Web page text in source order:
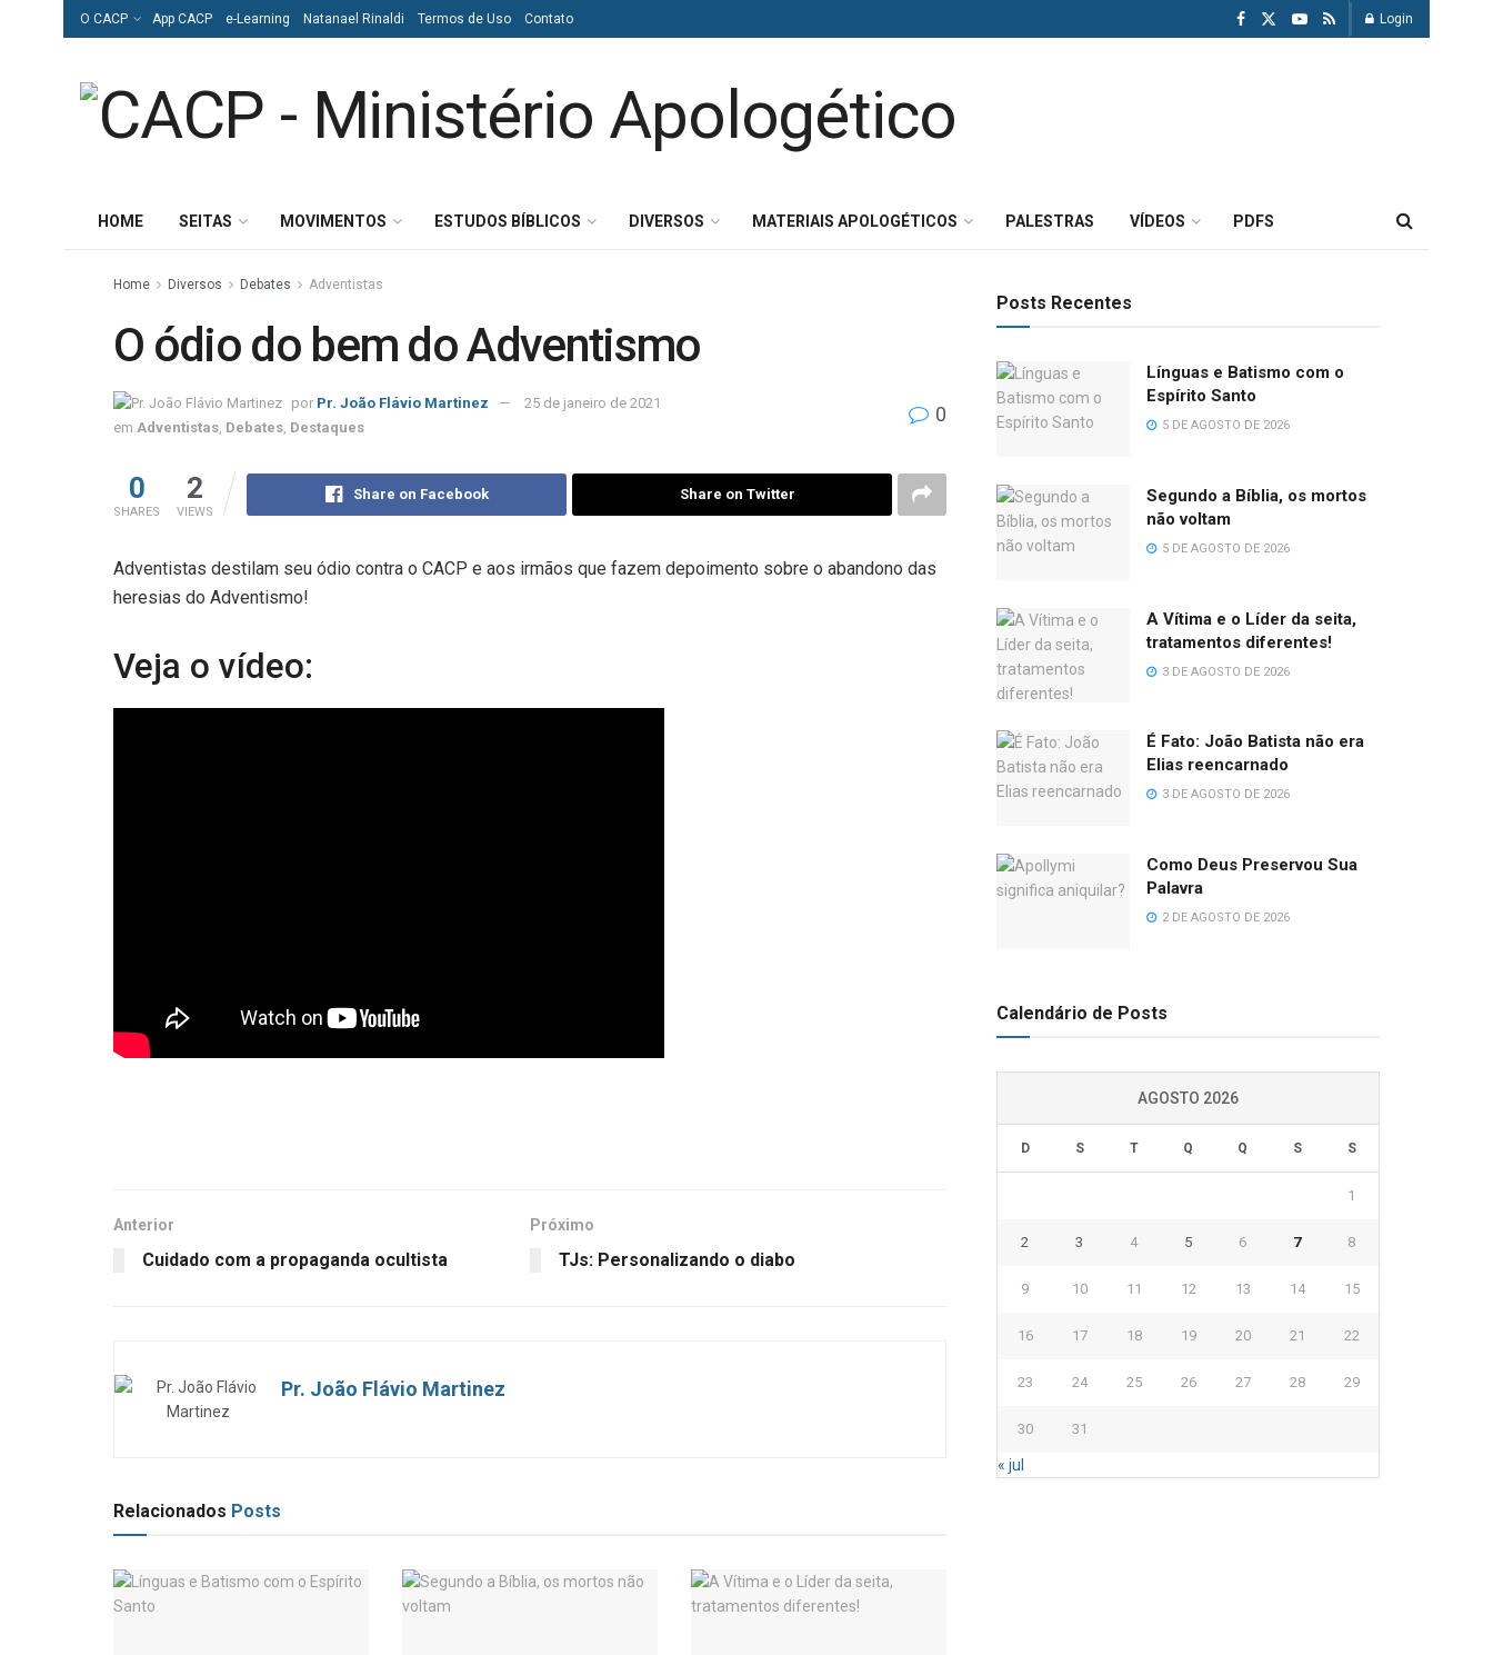
O CACP App CACP e-Learning Natanael Rinaldi Termos de Uso Contato Login
HOME SEITAS MOVIMENTOS ESTUDOS BÍBLICOS DIVERSOS MATERIAIS APOLOGÉTICOS PALESTRAS VÍDEOS PDFS
Home Diversos Debates Adventistas
O ódio do bem do Adventismo
por Pr. João Flávio Martinez
25 de janeiro de 2021
em Adventistas, Debates, Destaques
0
0
SHARES
2
VIEWS
Share on Facebook Share on Twitter
Adventistas destilam seu ódio contra o CACP e aos irmãos que fazem depoimento sobre o abandono das
heresias do Adventismo!
Veja o vídeo:
Anterior
Cuidado com a propaganda ocultista
Próximo
TJs: Personalizando o diabo
Pr. João Flávio Martinez
Relacionados Posts
Posts Recentes
Línguas e Batismo com o
Espírito Santo
5 DE AGOSTO DE 2026
Segundo a Bíblia, os mortos
não voltam
5 DE AGOSTO DE 2026
A Vítima e o Líder da seita,
tratamentos diferentes!
3 DE AGOSTO DE 2026
É Fato: João Batista não era
Elias reencarnado
3 DE AGOSTO DE 2026
Como Deus Preservou Sua
Palavra
2 DE AGOSTO DE 2026
Calendário de Posts
AGOSTO 2026
D S T Q Q S S
1
2 3 4 5 6 7 8
9 10 11 12 13 14 15
16 17 18 19 20 21 22
23 24 25 26 27 28 29
30 31
« jul